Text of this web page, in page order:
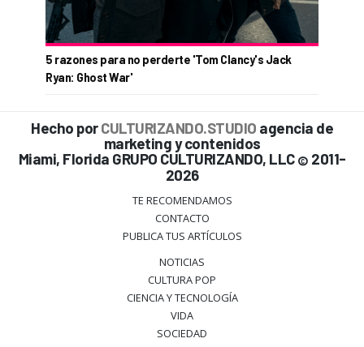
5 razones para no perderte 'Tom Clancy's Jack
Ryan: Ghost War'
Hecho porCULTURIZANDO.STUDIO agencia de
marketing y contenidos
Miami, Florida GRUPO CULTURIZANDO, LLC © 2011-
2026
TE RECOMENDAMOS
CONTACTO
PUBLICA TUS ARTÍCULOS
NOTICIAS
CULTURA POP
CIENCIA Y TECNOLOGÍA
VIDA
SOCIEDAD